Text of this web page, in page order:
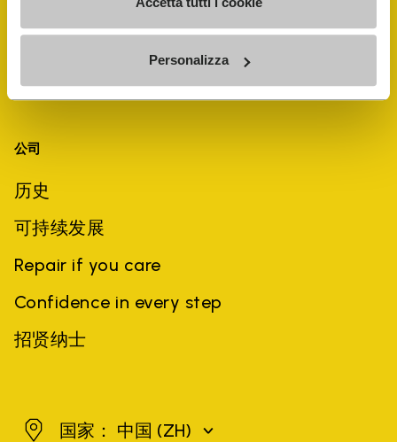
Personalizza
公司
历史
可持续发展
Repair if you care
Confidence in every step
招贤纳士
中国 国家： 中国 (ZH)